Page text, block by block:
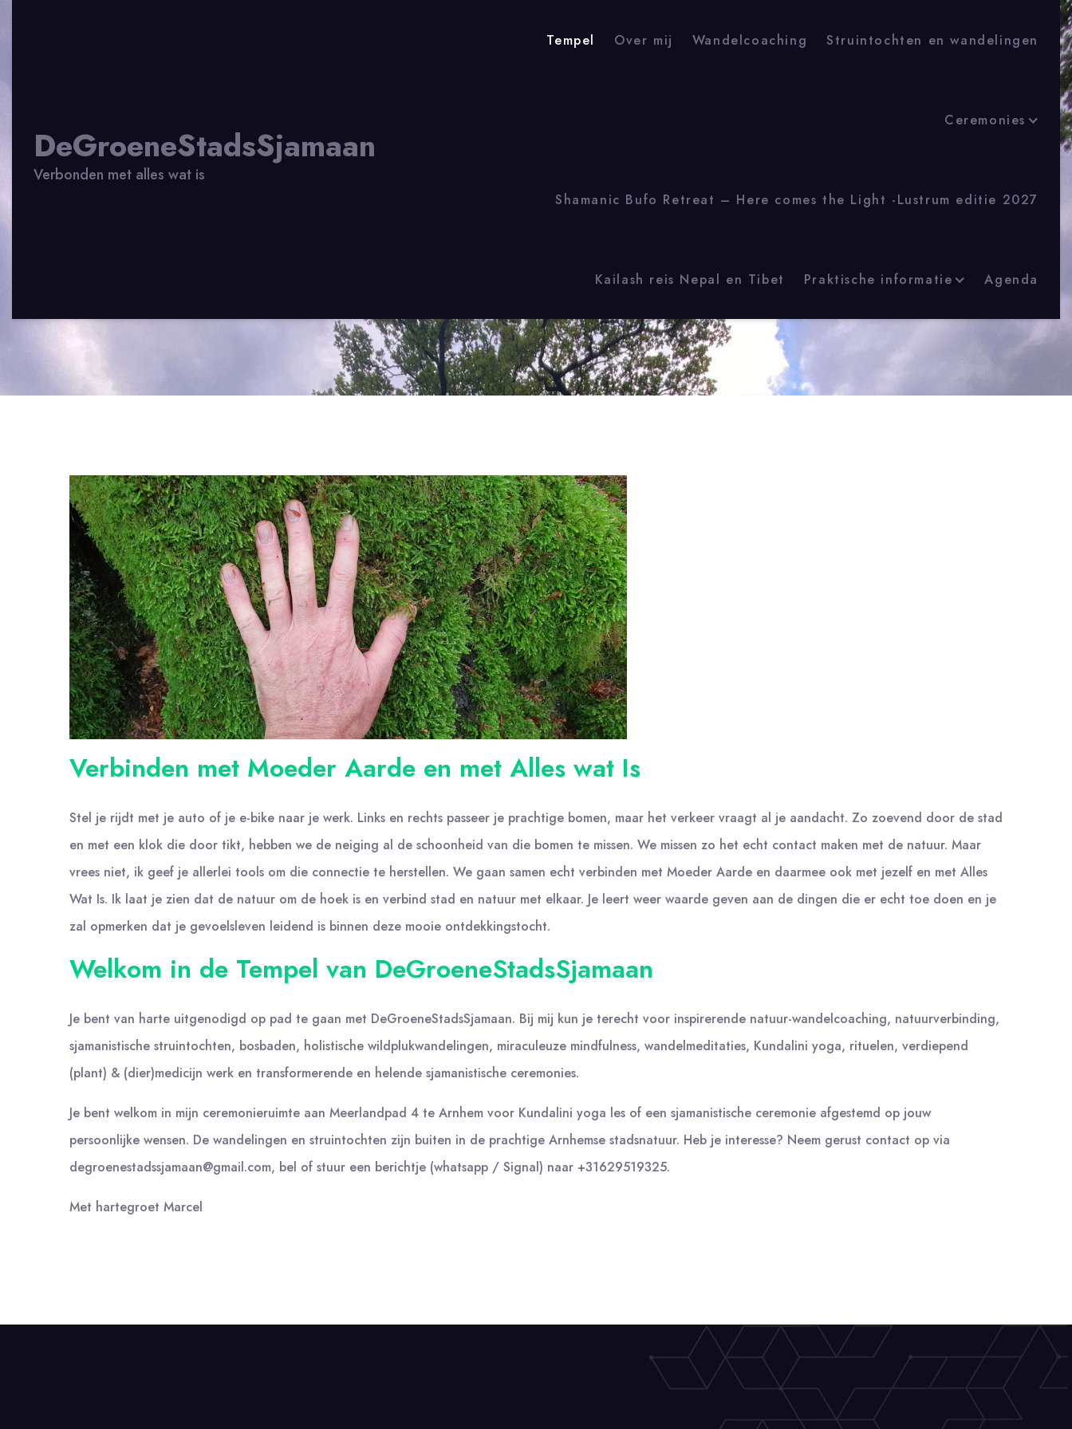
DeGroeneStadsSjamaan
Verbonden met alles wat is
Tempel Over mij Wandelcoaching Struintochten en wandelingen
Ceremonies
Shamanic Bufo Retreat – Here comes the Light -Lustrum editie 2027
Kailash reis Nepal en Tibet Praktische informatie Agenda
Verbinden met Moeder Aarde en met Alles wat Is
Stel je rijdt met je auto of je e-bike naar je werk. Links en rechts passeer je prachtige bomen, maar het verkeer vraagt al je aandacht. Zo zoevend door de stad
en met een klok die door tikt, hebben we de neiging al de schoonheid van die bomen te missen. We missen zo het echt contact maken met de natuur. Maar
vrees niet, ik geef je allerlei tools om die connectie te herstellen. We gaan samen echt verbinden met Moeder Aarde en daarmee ook met jezelf en met Alles
Wat Is. Ik laat je zien dat de natuur om de hoek is en verbind stad en natuur met elkaar. Je leert weer waarde geven aan de dingen die er echt toe doen en je
zal opmerken dat je gevoelsleven leidend is binnen deze mooie ontdekkingstocht.
Welkom in de Tempel van DeGroeneStadsSjamaan
Je bent van harte uitgenodigd op pad te gaan met DeGroeneStadsSjamaan. Bij mij kun je terecht voor inspirerende natuur-wandelcoaching, natuurverbinding,
sjamanistische struintochten, bosbaden, holistische wildplukwandelingen, miraculeuze mindfulness, wandelmeditaties, Kundalini yoga, rituelen, verdiepend
(plant) & (dier)medicijn werk en transformerende en helende sjamanistische ceremonies.
Je bent welkom in mijn ceremonieruimte aan Meerlandpad 4 te Arnhem voor Kundalini yoga les of een sjamanistische ceremonie afgestemd op jouw
persoonlijke wensen. De wandelingen en struintochten zijn buiten in de prachtige Arnhemse stadsnatuur. Heb je interesse? Neem gerust contact op via
degroenestadssjamaan@gmail.com, bel of stuur een berichtje (whatsapp / Signal) naar +31629519325.
Met hartegroet Marcel